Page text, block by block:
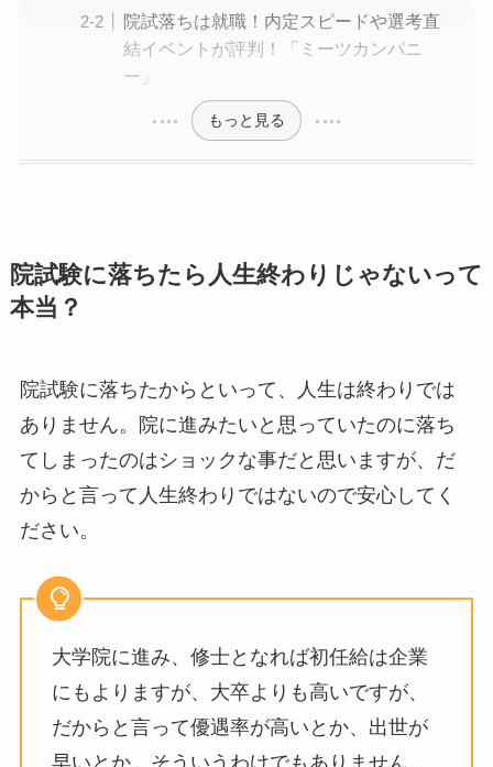
院試落ちは就職！内定スピードや選考直
結イベントが評判！「ミーツカンパニ
ー」
もっと見る
院試験に落ちたら人生終わりじゃないって
本当？
院試験に落ちたからといって、人生は終わりでは
ありません。院に進みたいと思っていたのに落ち
てしまったのはショックな事だと思いますが、だ
からと言って人生終わりではないので安心してく
ださい。
大学院に進み、修士となれば初任給は企業
にもよりますが、大卒よりも高いですが、
だからと言って優遇率が高いとか、出世が
早いとか、そういうわけでもありません。